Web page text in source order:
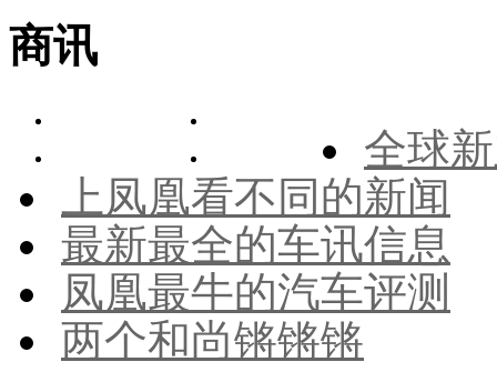
商讯
全球
上凤凰看不同的新闻
最新最全的车讯信息
凤凰最牛的汽车评测
两个和尚锵锵锵